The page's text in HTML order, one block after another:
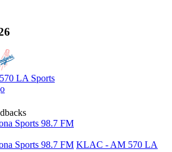
LA Sports
Sports 98.7 FM
Sports 98.7 FM KLAC - AM 570 LA